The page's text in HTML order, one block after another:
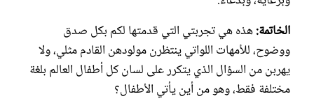
الخاتمة:هذه هي تجربتي التي قدمتها لكم بكل صدق
ووضوح، للأمهات اللواتي ينتظرن مولودهن القادم مثلي، ولا
يهربن من السؤال الذي يتكرر على لسان كل أطفال العالم بلغة
مختلفة فقط، وهو من أين يأتي الأطفال؟